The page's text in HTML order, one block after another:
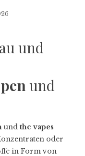
und
und
und thc vapes
oder
in Form von